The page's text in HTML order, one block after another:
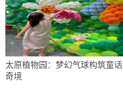
太原植物园：梦幻气球构筑童话
奇境